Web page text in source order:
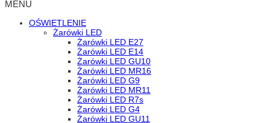
MENU
OŚWIETLENIE
Żarówki LED
Żarówki LED E27
Żarówki LED E14
Żarówki LED GU10
Żarówki LED MR16
Żarówki LED G9
Żarówki LED MR11
Żarówki LED R7s
Żarówki LED G4
Żarówki LED GU11